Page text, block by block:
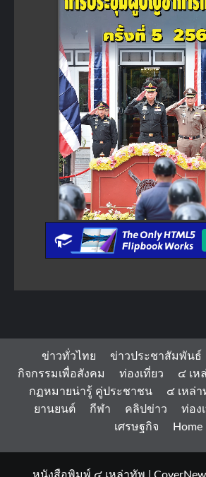
ข่าวทั่วไทย ข่าวประชาสัมพันธ์
กิจกรรมเพื่อสังคม
ท่องเที่ยว ๔ เห
กฏหมายน่ารู้ คู่ประชาชน
๔ เหล่า
ยานยนต์
กีฬา คลิปข่าว ท่อง
เศรษฐกิจ
Home
หนังสือพิมพ์ ๔ เหล่าทัพ